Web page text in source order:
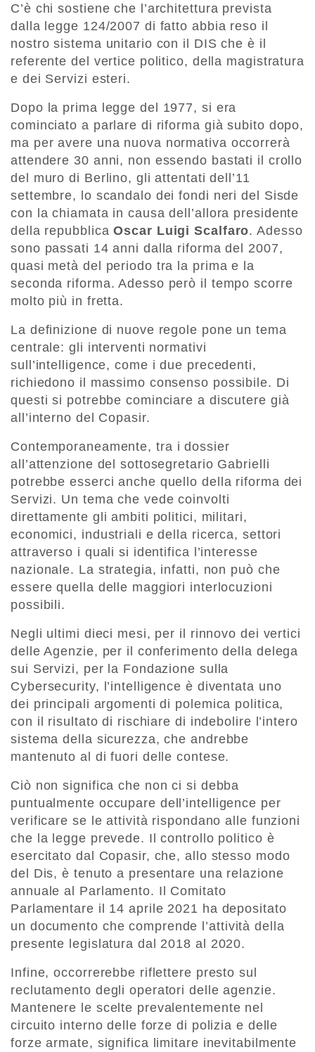
C’è chi sostiene che l’architettura prevista
dalla legge 124/2007 di fatto abbia reso il
nostro sistema unitario con il DIS che è il
referente del vertice politico, della magistratura
e dei Servizi esteri.
Dopo la prima legge del 1977, si era
cominciato a parlare di riforma già subito dopo,
ma per avere una nuova normativa occorrerà
attendere 30 anni, non essendo bastati il crollo
del muro di Berlino, gli attentati dell’11
settembre, lo scandalo dei fondi neri del Sisde
con la chiamata in causa dell’allora presidente
della repubblicaOscar Luigi Scalfaro. Adesso
sono passati 14 anni dalla riforma del 2007,
quasi metà del periodo tra la prima e la
seconda riforma. Adesso però il tempo scorre
molto più in fretta.
La definizione di nuove regole pone un tema
centrale: gli interventi normativi
sull’intelligence, come i due precedenti,
richiedono il massimo consenso possibile. Di
questi si potrebbe cominciare a discutere già
all’interno del Copasir.
Contemporaneamente, tra i dossier
all’attenzione del sottosegretario Gabrielli
potrebbe esserci anche quello della riforma dei
Servizi. Un tema che vede coinvolti
direttamente gli ambiti politici, militari,
economici, industriali e della ricerca, settori
attraverso i quali si identifica l’interesse
nazionale. La strategia, infatti, non può che
essere quella delle maggiori interlocuzioni
possibili.
Negli ultimi dieci mesi, per il rinnovo dei vertici
delle Agenzie, per il conferimento della delega
sui Servizi, per la Fondazione sulla
Cybersecurity, l’intelligence è diventata uno
dei principali argomenti di polemica politica,
con il risultato di rischiare di indebolire l’intero
sistema della sicurezza, che andrebbe
mantenuto al di fuori delle contese.
Ciò non significa che non ci si debba
puntualmente occupare dell’intelligence per
verificare se le attività rispondano alle funzioni
che la legge prevede. Il controllo politico è
esercitato dal Copasir, che, allo stesso modo
del Dis, è tenuto a presentare una relazione
annuale al Parlamento. Il Comitato
Parlamentare il 14 aprile 2021 ha depositato
un documento che comprende l’attività della
presente legislatura dal 2018 al 2020.
Infine, occorrerebbe riflettere presto sul
reclutamento degli operatori delle agenzie.
Mantenere le scelte prevalentemente nel
circuito interno delle forze di polizia e delle
forze armate, significa limitare inevitabilmente